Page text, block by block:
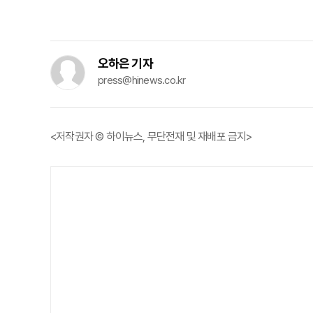
오하은 기자
press@hinews.co.kr
<저작권자 © 하이뉴스, 무단전재 및 재배포 금지>